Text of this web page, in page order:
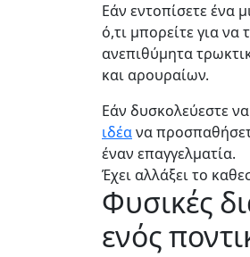
Εάν εντοπίσετε ένα
ό,τι μπορείτε για
ανεπιθύμητα
και αρουραίων.
Εάν δυσκολεύεστε
ιδέανα
έναν επαγγελματία.
Έχει αλλάξει το
Φυσικές
ενός